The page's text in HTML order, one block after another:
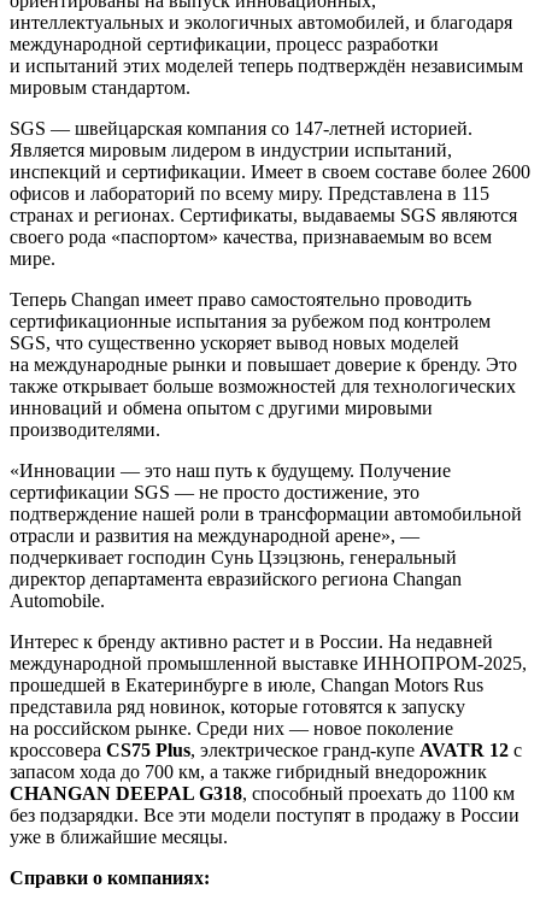
интеллектуальных и экологичных автомобилей, и благодаря
международной сертификации, процесс разработки
и испытаний этих моделей теперь подтверждён независимым
мировым стандартом.
SGS — швейцарская компания со 147-летней историей.
Является мировым лидером в индустрии испытаний,
инспекций и сертификации. Имеет в своем составе более 2600
офисов и лабораторий по всему миру. Представлена в 115
странах и регионах. Сертификаты, выдаваемы SGS являются
своего рода «паспортом» качества, признаваемым во всем
мире.
Теперь Changan имеет право самостоятельно проводить
сертификационные испытания за рубежом под контролем
SGS, что существенно ускоряет вывод новых моделей
на международные рынки и повышает доверие к бренду. Это
также открывает больше возможностей для технологических
инноваций и обмена опытом с другими мировыми
производителями.
«Инновации — это наш путь к будущему. Получение
сертификации SGS — не просто достижение, это
подтверждение нашей роли в трансформации автомобильной
отрасли и развития на международной арене», —
подчеркивает господин Сунь Цзэцзюнь, генеральный
директор департамента евразийского региона Changan
Automobile.
Интерес к бренду активно растет и в России. На недавней
международной промышленной выставке ИННОПРОМ-2025,
прошедшей в Екатеринбурге в июле, Changan Motors Rus
представила ряд новинок, которые готовятся к запуску
на российском рынке. Среди них — новое поколение
кроссовера CS75 Plus, электрическое гранд-купе AVATR 12 с
запасом хода до 700 км, а также гибридный внедорожник
CHANGAN DEEPAL G318, способный проехать до 1100 км
без подзарядки. Все эти модели поступят в продажу в России
уже в ближайшие месяцы.
Справки о компаниях: